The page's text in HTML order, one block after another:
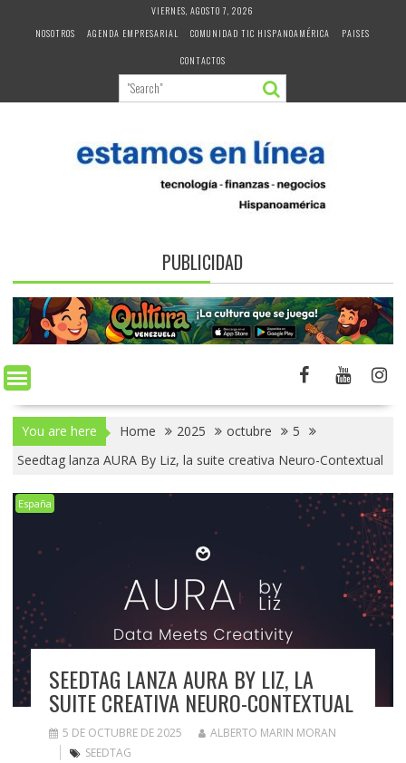
VIERNES, AGOSTO 7, 2026
NOSOTROS
AGENDA EMPRESARIAL COMUNIDAD TIC HISPANOAMÉRICA
PAISES
CONTACTOS
PUBLICIDAD
You are here Home 2025 octubre
5
Seedtag lanza AURA By Liz, la suite creativa Neuro-Contextual
España
SEEDTAG LANZA AURA BY LIZ, LA
SUITE CREATIVA NEURO-CONTEXTUAL
5 DE OCTUBRE DE 2025
ALBERTO MARIN MORAN
SEEDTAG